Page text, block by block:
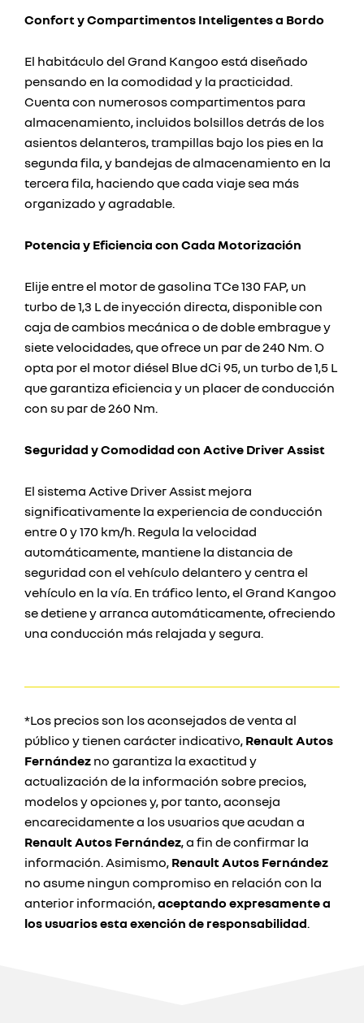
Confort y Compartimentos Inteligentes a Bordo
El habitáculo del Grand Kangoo está diseñado
pensando en la comodidad y la practicidad.
Cuenta con numerosos compartimentos para
almacenamiento, incluidos bolsillos detrás de los
asientos delanteros, trampillas bajo los pies en la
segunda fila, y bandejas de almacenamiento en la
tercera fila, haciendo que cada viaje sea más
organizado y agradable.
Potencia y Eficiencia con Cada Motorización
Elije entre el motor de gasolina TCe 130 FAP, un
turbo de 1,3 L de inyección directa, disponible con
caja de cambios mecánica o de doble embrague y
siete velocidades, que ofrece un par de 240 Nm. O
opta por el motor diésel Blue dCi 95, un turbo de 1,5 L
que garantiza eficiencia y un placer de conducción
con su par de 260 Nm.
Seguridad y Comodidad con Active Driver Assist
El sistema Active Driver Assist mejora
significativamente la experiencia de conducción
entre 0 y 170 km/h. Regula la velocidad
automáticamente, mantiene la distancia de
seguridad con el vehículo delantero y centra el
vehículo en la vía. En tráfico lento, el Grand Kangoo
se detiene y arranca automáticamente, ofreciendo
una conducción más relajada y segura.
*Los precios son los aconsejados de venta al
público y tienen carácter indicativo, Renault Autos
Fernández no garantiza la exactitud y
actualización de la información sobre precios,
modelos y opciones y, por tanto, aconseja
encarecidamente a los usuarios que acudan a
Renault Autos Fernández, a fin de confirmar la
información. Asimismo, Renault Autos Fernández
no asume ningun compromiso en relación con la
anterior información,aceptando expresamente a
los usuarios esta exención de responsabilidad.